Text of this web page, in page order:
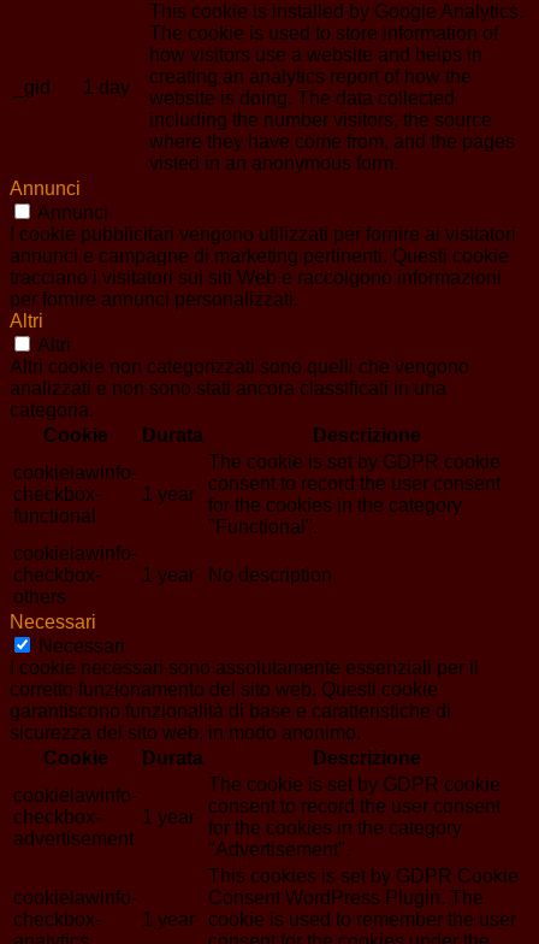
_gid 1 day
This cookie is installed by Google Analytics.
The cookie is used to store information of
how visitors use a website and helps in
creating an analytics report of how the
website is doing. The data collected
including the number visitors, the source
where they have come from, and the pages
visted in an anonymous form.
Annunci
Annunci
I cookie pubblicitari vengono utilizzati per fornire ai visitatori
annunci e campagne di marketing pertinenti. Questi cookie
tracciano i visitatori sui siti Web e raccolgono informazioni
per fornire annunci personalizzati.
Altri
Altri
Altri cookie non categorizzati sono quelli che vengono
analizzati e non sono stati ancora classificati in una
categoria.
Cookie
Durata
Descrizione
cookielawinfo-
checkbox-
functional
1 year
The cookie is set by GDPR cookie
consent to record the user consent
for the cookies in the category
"Functional".
cookielawinfo-
checkbox-
others
1 year No description
Necessari
Necessari
I cookie necessari sono assolutamente essenziali per il
corretto funzionamento del sito web. Questi cookie
garantiscono funzionalità di base e caratteristiche di
sicurezza del sito web, in modo anonimo.
Cookie
Durata
Descrizione
cookielawinfo-
checkbox-
advertisement
1 year
The cookie is set by GDPR cookie
consent to record the user consent
for the cookies in the category
"Advertisement".
cookielawinfo-
checkbox-
1 year
This cookies is set by GDPR Cookie
Consent WordPress Plugin. The
cookie is used to remember the user